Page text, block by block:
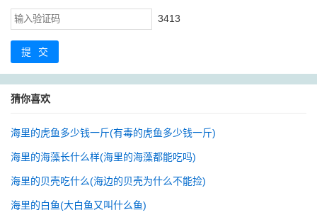
3413
提交
猜你喜欢
海里的虎鱼多少钱一斤(有毒的虎鱼多少钱一斤)
海里的海藻长什么样(海里的海藻都能吃吗)
海里的贝壳吃什么(海边的贝壳为什么不能捡)
海里的白鱼(大白鱼又叫什么鱼)